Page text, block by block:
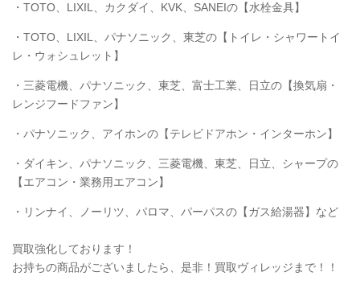
・TOTO、LIXIL、カクダイ、KVK、SANEIの【水栓金具】
・ TOTO、LIXIL、パナソニック、東芝の【トイレ・シャワートイ
レ・ウォシュレット】
・三菱電機、パナソニック、東芝、富士工業、日立の【換気扇・
レンジフードファン】
・パナソニック、アイホンの【テレビドアホン・インターホン】
・ダイキン、パナソニック、三菱電機、東芝、日立、シャープの
【エアコン・業務用エアコン】
・リンナイ、ノーリツ、パロマ、パーパスの【ガス給湯器】など
買取強化しております！
お持ちの商品がございましたら、是非！買取ヴィレッジまで！！